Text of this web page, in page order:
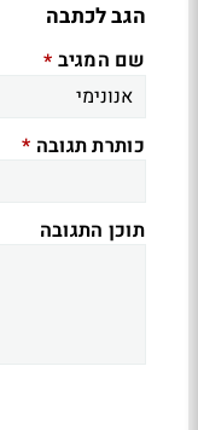
הגב לכתבה
שם המגיב *
כותרת תגובה *
תוכן התגובה